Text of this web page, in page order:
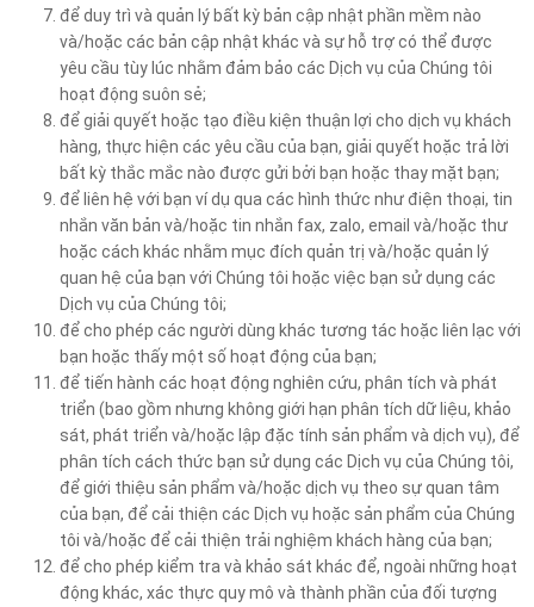
để duy trì và quản lý bất kỳ bản cập nhật phần mềm nào
và/hoặc các bản cập nhật khác và sự hỗ trợ có thể được
yêu cầu tùy lúc nhằm đảm bảo các Dịch vụ của Chúng tôi
hoạt động suôn sẻ;
để giải quyết hoặc tạo điều kiện thuận lợi cho dịch vụ khách
hàng, thực hiện các yêu cầu của bạn, giải quyết hoặc trả lời
bất kỳ thắc mắc nào được gửi bởi bạn hoặc thay mặt bạn;
để liên hệ với bạn ví dụ qua các hình thức như điện thoại, tin
nhắn văn bản và/hoặc tin nhắn fax, zalo, email và/hoặc thư
hoặc cách khác nhằm mục đích quản trị và/hoặc quản lý
quan hệ của bạn với Chúng tôi hoặc việc bạn sử dụng các
Dịch vụ của Chúng tôi;
để cho phép các người dùng khác tương tác hoặc liên lạc với
bạn hoặc thấy một số hoạt động của bạn;
để tiến hành các hoạt động nghiên cứu, phân tích và phát
triển (bao gồm nhưng không giới hạn phân tích dữ liệu, khảo
sát, phát triển và/hoặc lập đặc tính sản phẩm và dịch vụ), để
phân tích cách thức bạn sử dụng các Dịch vụ của Chúng tôi,
để giới thiệu sản phẩm và/hoặc dịch vụ theo sự quan tâm
của bạn, để cải thiện các Dịch vụ hoặc sản phẩm của Chúng
tôi và/hoặc để cải thiện trải nghiệm khách hàng của bạn;
để cho phép kiểm tra và khảo sát khác để, ngoài những hoạt
động khác, xác thực quy mô và thành phần của đối tượng